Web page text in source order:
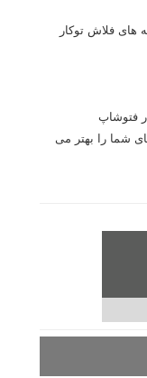
های فلاش توکار
شما را بهتر می